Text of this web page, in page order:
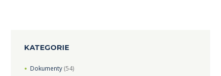
KATEGORIE
Dokumenty(54)